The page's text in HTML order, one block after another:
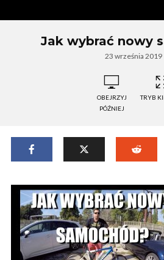
Jak wybrać nowy
23 września 2019
OBEJRZYJ
PÓŹNIEJ
TRYB